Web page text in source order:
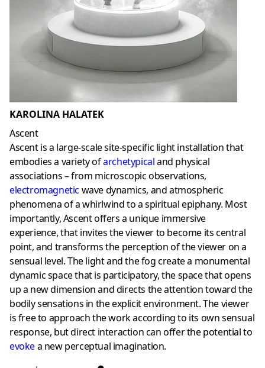
KAROLINA HALATEK
Ascent
Ascent is a large-scale site-specific light installation that
embodies a variety ofarchetypicaland physical
associations – from microscopic observations,
electromagnetic wave dynamics, and atmospheric
phenomena of a whirlwind to a spiritual epiphany. Most
importantly, Ascent offers a unique immersive
experience, that invites the viewer to become its central
point, and transforms the perception of the viewer on a
sensual level. The light and the fog create a monumental
dynamic space that is participatory, the space that opens
up a new dimension and directs the attention toward the
bodily sensations in the explicit environment. The viewer
is free to approach the work according to its own sensual
response, but direct interaction can offer the potential to
evokea new perceptual imagination.